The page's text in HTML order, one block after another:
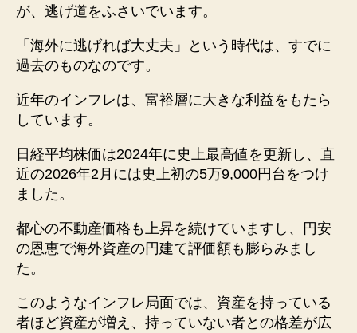
が、逃げ道をふさいでいます。
「海外に逃げれば大丈夫」という時代は、すでに
過去のものなのです。
近年のインフレは、富裕層に大きな利益をもたら
しています。
日経平均株価は2024年に史上最高値を更新し、直
近の2026年2月には史上初の5万9,000円台をつけ
ました。
都心の不動産価格も上昇を続けていますし、円安
の恩恵で海外資産の円建て評価額も膨らみまし
た。
このようなインフレ局面では、資産を持っている
者ほど資産が増え、持っていない者との格差が広